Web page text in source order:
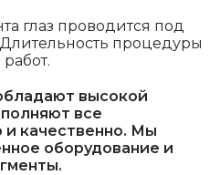
глаз проводится под
процедуры
высокой
все
и качественно. Мы
оборудование и